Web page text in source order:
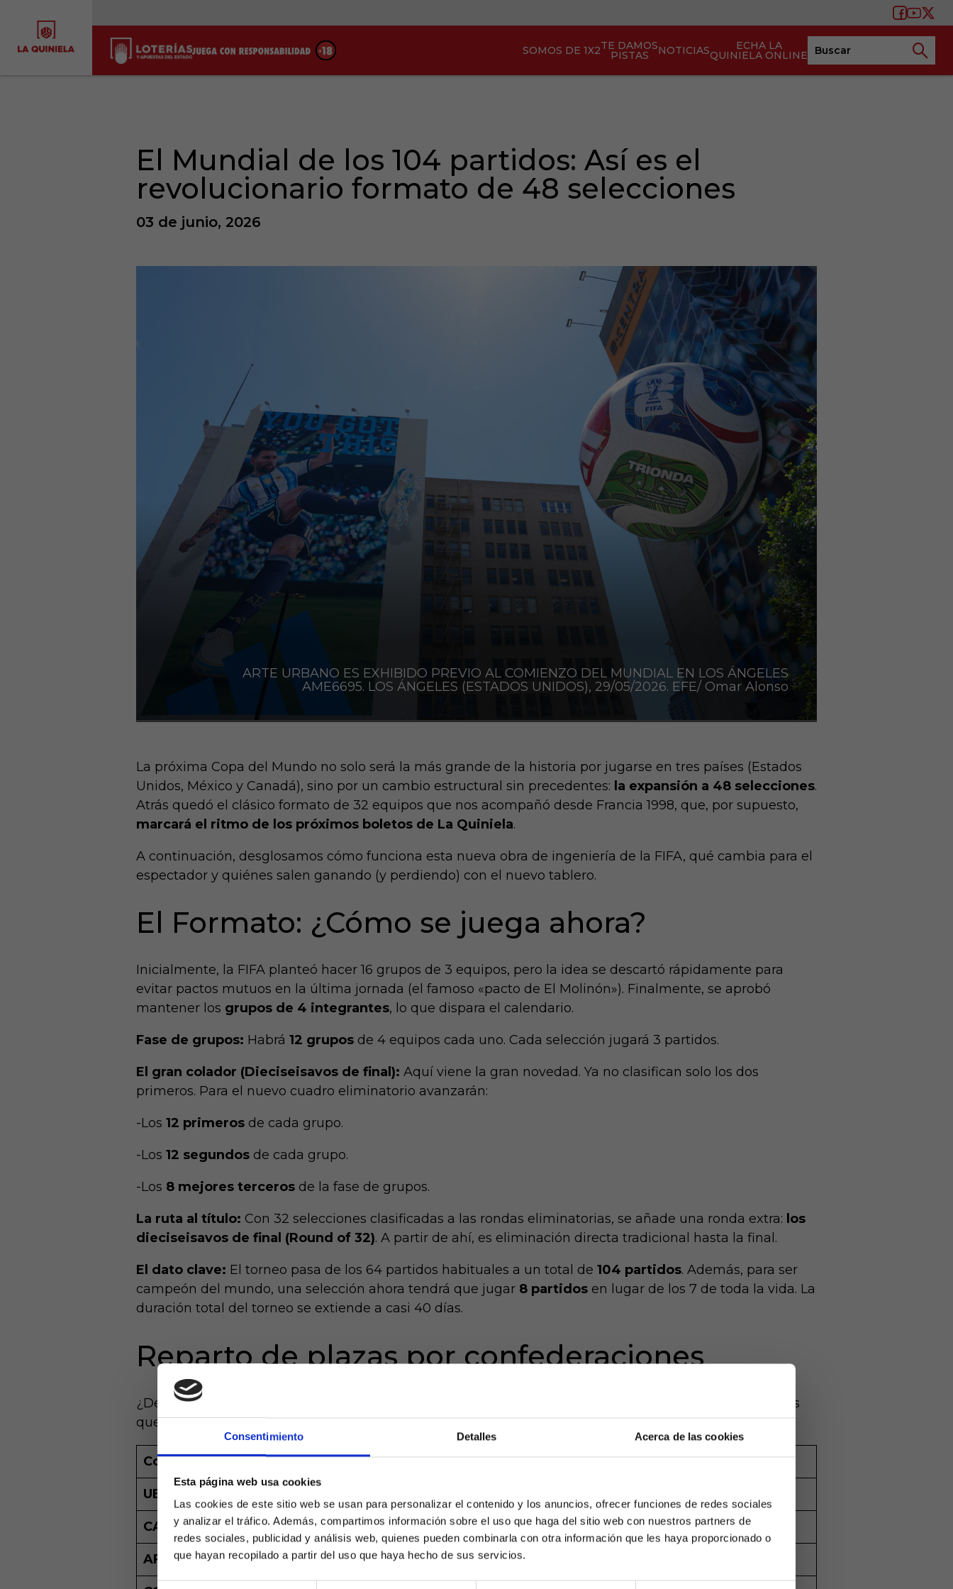
Consentimiento Detalles Acerca de las cookies
Esta página web usa cookies
Las cookies de este sitio web se usan para personalizar el contenido y los anuncios, ofrecer funciones de redes sociales
y analizar el tráfico. Además, compartimos información sobre el uso que haga del sitio web con nuestros partners de
redes sociales, publicidad y análisis web, quienes pueden combinarla con otra información que les haya proporcionado o
que hayan recopilado a partir del uso que haya hecho de sus servicios.
SÍ, SOY MAYOR DE 18 AÑOS
NO SOY MAYOR DE 18 AÑOS
SOMOS DE 1X2TE DAMOS
PISTAS NOTICIAS ECHA LA
QUINIELA ONLINE
El Mundial de los 104 partidos: Así es el
revolucionario formato de 48 selecciones
03 de junio, 2026
ARTE URBANO ES EXHIBIDO PREVIO AL COMIENZO DEL MUNDIAL EN LOS ÁNGELES
AME6695. LOS ÁNGELES (ESTADOS UNIDOS), 29/05/2026. EFE/ Omar Alonso
La próxima Copa del Mundo no solo será la más grande de la historia por jugarse en tres países (Estados
Unidos, México y Canadá), sino por un cambio estructural sin precedentes: la expansión a 48 selecciones.
Atrás quedó el clásico formato de 32 equipos que nos acompañó desde Francia 1998, que, por supuesto,
marcará el ritmo de los próximos boletos de La Quiniela.
A continuación, desglosamos cómo funciona esta nueva obra de ingeniería de la FIFA, qué cambia para el
espectador y quiénes salen ganando (y perdiendo) con el nuevo tablero.
El Formato: ¿Cómo se juega ahora?
Inicialmente, la FIFA planteó hacer 16 grupos de 3 equipos, pero la idea se descartó rápidamente para
evitar pactos mutuos en la última jornada (el famoso «pacto de El Molinón»). Finalmente, se aprobó
mantener los grupos de 4 integrantes, lo que dispara el calendario.
Fase de grupos: Habrá 12 grupos de 4 equipos cada uno. Cada selección jugará 3 partidos.
El gran colador (Dieciseisavos de final): Aquí viene la gran novedad. Ya no clasifican solo los dos
primeros. Para el nuevo cuadro eliminatorio avanzarán:
-Los 12 primeros de cada grupo.
-Los 12 segundos de cada grupo.
-Los 8 mejores terceros de la fase de grupos.
La ruta al título: Con 32 selecciones clasificadas a las rondas eliminatorias, se añade una ronda extra: los
dieciseisavos de final (Round of 32). A partir de ahí, es eliminación directa tradicional hasta la final.
El dato clave: El torneo pasa de los 64 partidos habituales a un total de 104 partidos. Además, para ser
campeón del mundo, una selección ahora tendrá que jugar 8 partidos en lugar de los 7 de toda la vida. La
duración total del torneo se extiende a casi 40 días.
Reparto de plazas por confederaciones
¿De dónde salen las 16 nuevas selecciones? El aumento ha beneficiado enormemente a los continentes
que históricamente tenían menos presencia:
Confederación Región Plazas Directas Incremento vs. 2022
UEFA
CAF África 9 +4
AFC Asia 8